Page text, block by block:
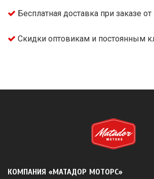
Бесплатная доставка при заказе
Скидки оптовикам и постоянным
КОМПАНИЯ «МАТАДОР МОТОРС»